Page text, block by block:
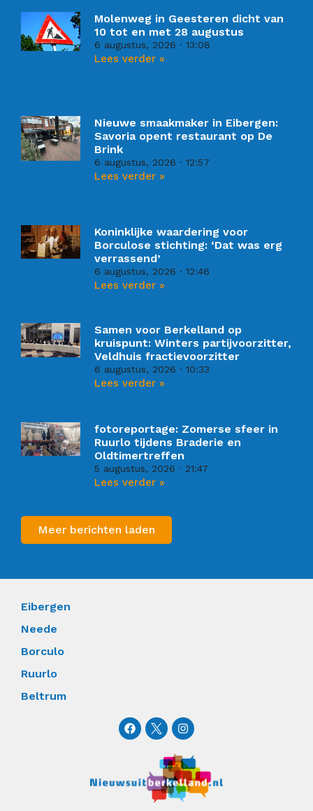
Molenweg in Geesteren dicht van
10 tot en met 28 augustus
6 augustus, 2026 13:08
Lees verder »
Nieuwe smaakmaker in Eibergen:
Savoria opent restaurant op De
Brink
6 augustus, 2026 12:57
Lees verder »
Koninklijke waardering voor
Borculose stichting: ‘Dat was erg
verrassend’
6 augustus, 2026 12:46
Lees verder »
Samen voor Berkelland op
kruispunt: Winters partijvoorzitter,
Veldhuis fractievoorzitter
6 augustus, 2026 10:33
Lees verder »
fotoreportage: Zomerse sfeer in
Ruurlo tijdens Braderie en
Oldtimertreffen
5 augustus, 2026 21:47
Lees verder »
Meer berichten laden
Eibergen
Neede
Borculo
Ruurlo
Beltrum
F
a
c
o
o
I
n
s
t
a
g
r
a